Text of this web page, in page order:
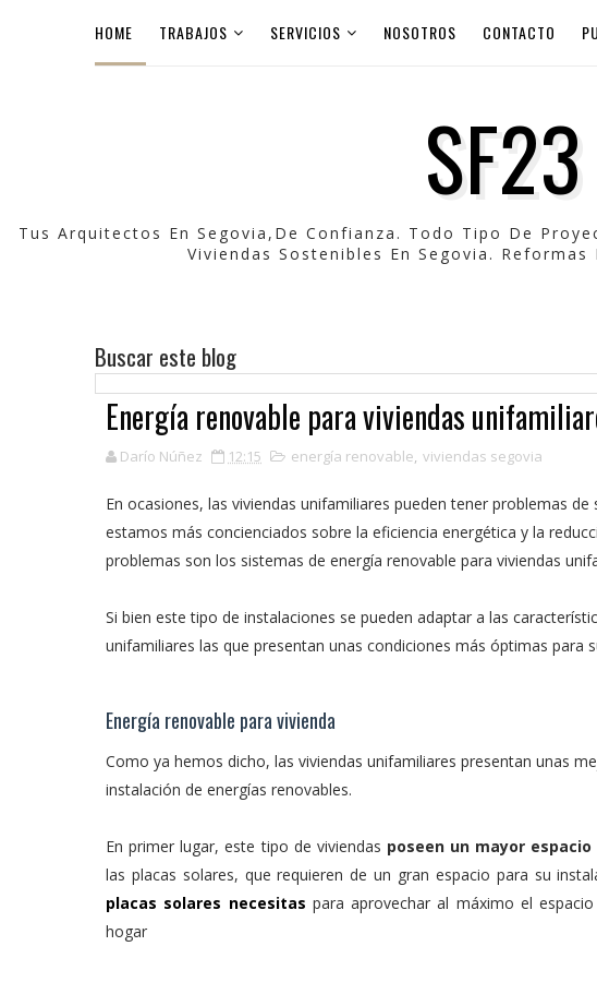
HOME TRABAJOS SERVICIOS NOSOTROS CONTACTO
Tus Arquitectos En Segovia,de Confianza. Todo Tipo De
Viviendas Sostenibles En Segovia.
Buscar este blog
Energía renovable para viviendas
Darío Núñez 12:15 energía renovable, viviendas segovia
En ocasiones, las viviendas unifamiliares pueden tener problemas
estamos más concienciados sobre la eficiencia energética y la
problemas son los sistemas de energía renovable para viviendas
Si bien este tipo de instalaciones se pueden adaptar a las
unifamiliares las que presentan unas condiciones más óptimas para
Energía renovable para vivienda
Como ya hemos dicho, las viviendas unifamiliares presentan unas
instalación de energías renovables.
En primer lugar, este tipo de viviendas poseen un mayor
las placas solares, que requieren de un gran espacio para su
placas solares necesitas para aprovechar al máximo el
hogar